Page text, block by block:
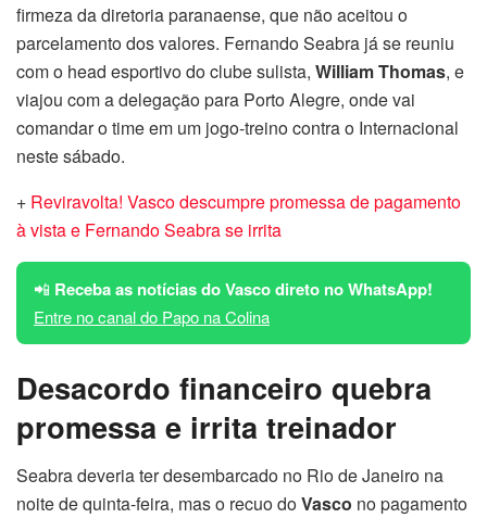
firmeza da diretoria paranaense, que não aceitou o
parcelamento dos valores. Fernando Seabra já se reuniu
com o head esportivo do clube sulista, William Thomas, e
viajou com a delegação para Porto Alegre, onde vai
comandar o time em um jogo-treino contra o Internacional
neste sábado.
+ Reviravolta! Vasco descumpre promessa de pagamento
à vista e Fernando Seabra se irrita
📲 Receba as notícias do Vasco direto no WhatsApp!
Entre no canal do Papo na Colina
Desacordo financeiro quebra
promessa e irrita treinador
Seabra deveria ter desembarcado no Rio de Janeiro na
noite de quinta-feira, mas o recuo doVasco no pagamento